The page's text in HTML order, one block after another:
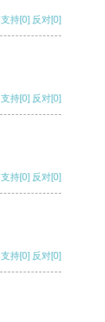
支持[0] 反对[0]
支持[0] 反对[0]
支持[0] 反对[0]
支持[0] 反对[0]